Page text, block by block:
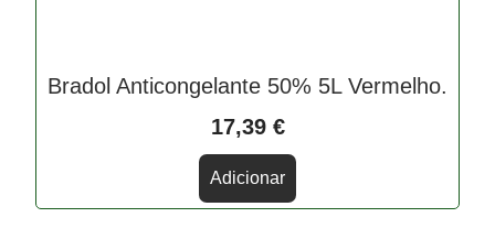
Bradol Anticongelante 50% 5L Vermelho.
17,39 €
Adicionar